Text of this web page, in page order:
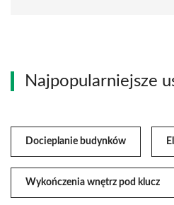
Najpopularniejsze
Docieplanie budynków
Wykończenia wnętrz pod klucz